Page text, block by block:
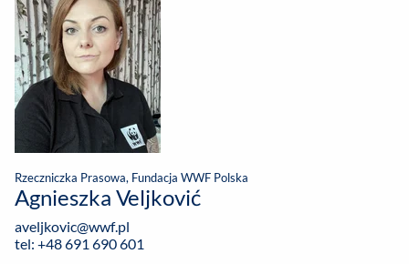
Rzeczniczka Prasowa, Fundacja WWF Polska
Agnieszka Veljković
aveljkovic@wwf.pl
tel: +48 691 690 601